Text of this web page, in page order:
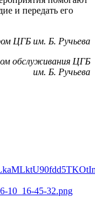
и передать его
ЦГБ им. Б. Ручьева
обслуживания ЦГБ
им. Б. Ручьева